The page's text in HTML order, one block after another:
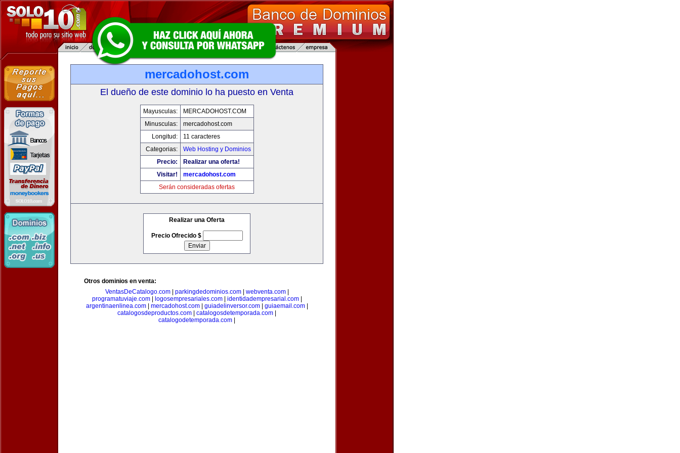
mercadohost.com
El dueño de este dominio lo ha puesto en Venta
Mayusculas:
MERCADOHOST.COM
Minusculas:
mercadohost.com
Longitud:
11 caracteres
Categorias:
Web Hosting y Dominios
Precio:
Realizar una oferta!
Visitar!
mercadohost.com
Serán consideradas ofertas
Realizar una Oferta
Precio Ofrecido $
Otros dominios en venta:
VentasDeCatalogo.com| parkingdedominios.com| webventa.com|
programatuviaje.com| logosempresariales.com| identidadempresarial.com|
argentinaenlinea.com| mercadohost.com| guiadelinversor.com| guiaemail.com|
catalogosdeproductos.com
catalogosdetemporada.com
catalogodetemporada.com